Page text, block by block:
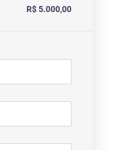
R$ 5.000,00